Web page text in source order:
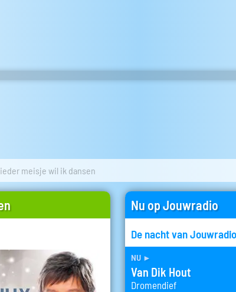
meisje wil ik dansen
Nu op Jouwradio
De nacht van Jouwradio
nu ►
Van Dik Hout
Dromendief